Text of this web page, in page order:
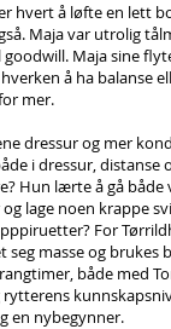
hvert å løfte en lett
Maja var utrolig
goodwill. Maja sine
å ha balanse
mer.
dressur og mer
i dressur, distanse
Hun lærte å gå både
lage noen krappe
For
seg masse og brukes
både med
rytterens
en nybegynner.